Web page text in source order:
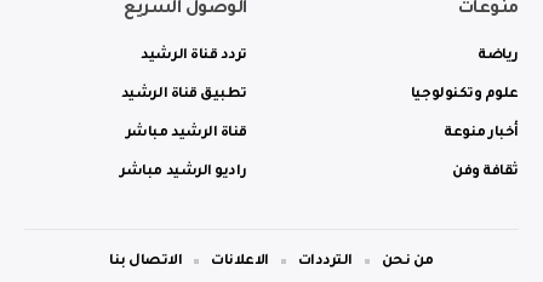
منوعات
رياضة
علوم وتكنولوجيا
أخبار منوعة
ثقافة وفن
الوصول السريع
تردد قناة الرشيد
تطبيق قناة الرشيد
قناة الرشيد مباشر
راديو الرشيد مباشر
من نحن الترددات الاعلانات الاتصال بنا